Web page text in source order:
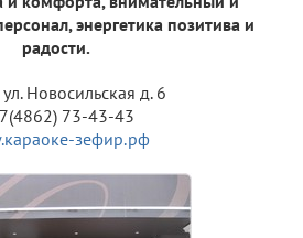
энергетика позитива и
радости.
Новосильская д. 6
73-43-43
зефир.рф